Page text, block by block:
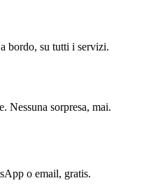
bordo, su tutti i servizi.
Nessuna sorpresa, mai.
o email, gratis.